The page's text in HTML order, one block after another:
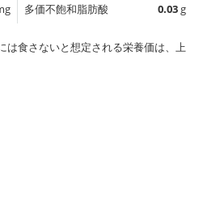
多価不飽和脂肪酸
0.03g
は食さないと想定される栄養価は、上